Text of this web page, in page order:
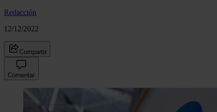
Redacción
12/12/2022
Compartir
Comentar